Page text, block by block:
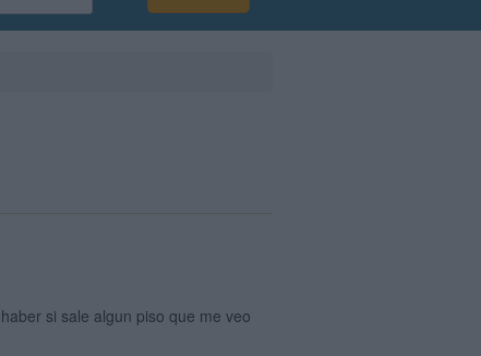
si sale algun piso que me veo